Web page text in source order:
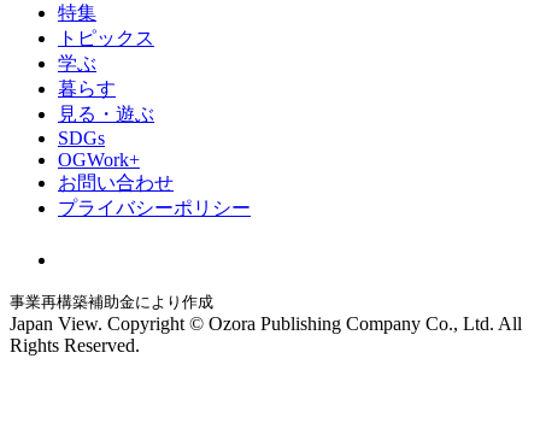
特集
トピックス
学ぶ
暮らす
見る・遊ぶ
SDGs
OGWork+
お問い合わせ
プライバシーポリシー
事業再構築補助金により作成
Japan View. Copyright © Ozora Publishing Company Co., Ltd. All
Rights Reserved.